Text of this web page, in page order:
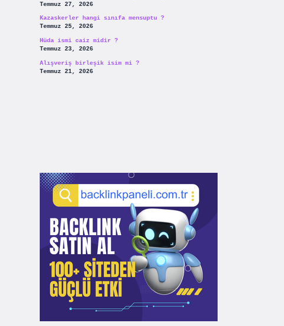
Temmuz 27, 2026
Kazaskerler hangi sınıfa mensuptu ?
Temmuz 25, 2026
Hüda ismi caiz midir ?
Temmuz 23, 2026
Alışveriş birleşik isim mi ?
Temmuz 21, 2026